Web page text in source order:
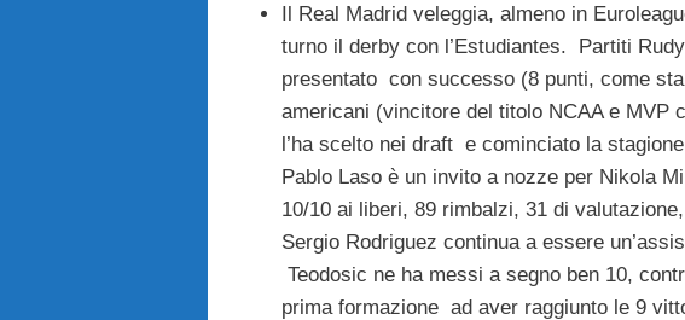
Il Real Madrid veleggia, almeno in
turno il derby con l’Estudiantes. Partiti
presentato con successo (8 punti, come
americani (vincitore del titolo NCAA e MVP
l’ha scelto nei draft e cominciato la
Pablo Laso è un invito a nozze per Nikola
10/10 ai liberi, 89 rimbalzi, 31 di
Sergio Rodriguez continua a essere
Teodosic ne ha messi a segno ben 10,
prima formazione ad aver raggiunto le 9